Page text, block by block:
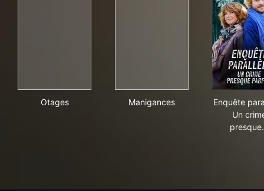
Otages Manigances
Enquête
Un